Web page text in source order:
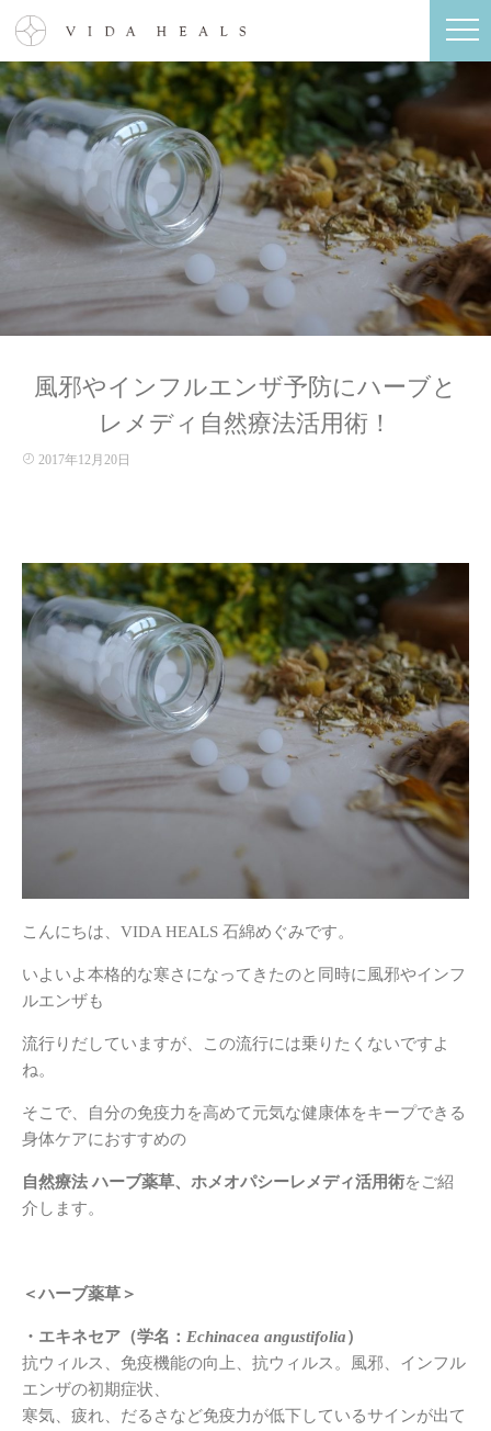
風邪やインフルエンザ予防にハーブと
レメディ自然療法活用術！
2017年12月20日
こんにちは、VIDA HEALS 石綿めぐみです。
いよいよ本格的な寒さになってきたのと同時に風邪やインフ
ルエンザも
流行りだしていますが、この流行には乗りたくないですよ
ね。
そこで、自分の免疫力を高めて元気な健康体をキープできる
身体ケアにおすすめの
自然療法 ハーブ薬草、ホメオパシーレメディ活用術をご紹
介します。
＜ハーブ薬草＞
・エキネセア（学名： Echinacea angustifolia）
抗ウィルス、免疫機能の向上、抗ウィルス。風邪、インフル
エンザの初期症状、
寒気、疲れ、だるさなど免疫力が低下しているサインが出て